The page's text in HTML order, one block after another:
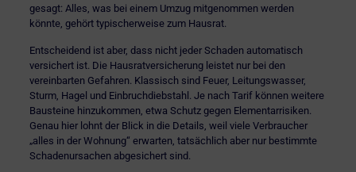
gesagt: Alles, was bei einem Umzug mitgenommen werden
könnte, gehört typischerweise zum Hausrat.
Entscheidend ist aber, dass nicht jeder Schaden automatisch
versichert ist. Die Hausratversicherung leistet nur bei den
vereinbarten Gefahren. Klassisch sind Feuer, Leitungswasser,
Sturm, Hagel und Einbruchdiebstahl. Je nach Tarif können weitere
Bausteine hinzukommen, etwa Schutz gegen Elementarrisiken.
Genau hier lohnt der Blick in die Details, weil viele Verbraucher
„alles in der Wohnung“ erwarten, tatsächlich aber nur bestimmte
Schadenursachen abgesichert sind.